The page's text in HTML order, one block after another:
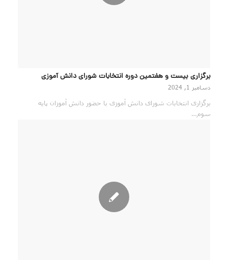
برگزاری بیست و هفتمین دوره انتخابات شورای دانش آموزی
دسامبر 1, 2024
برگزاری انتخابات شورای دانش آموزی با حضور دانش آموزان پایه
سوم…